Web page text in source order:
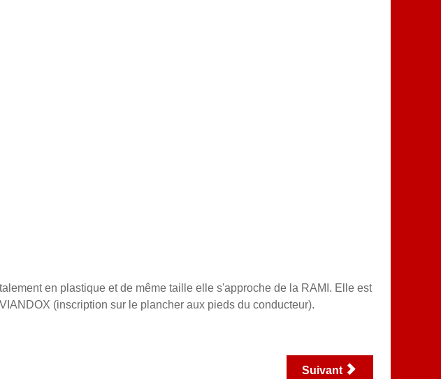
en plastique et de même taille elle s'approche de la RAMI. Elle est
(inscription sur le plancher aux pieds du conducteur).
Suivant